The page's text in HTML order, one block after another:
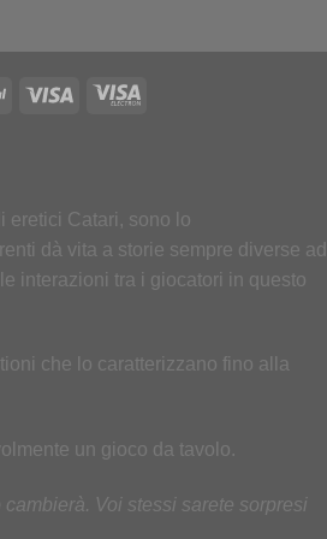
eretici Catari, sono lo
dà vita a storie sempre diverse ad
interazioni tra i giocatori in questo
che lo caratterizzano fino alla
un gioco da tavolo.
Voi stessi sarete sorpresi